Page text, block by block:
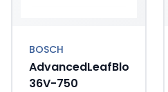
BOSCH
AdvancedLeafBlower
36V-750